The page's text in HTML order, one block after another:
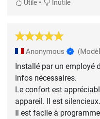
Utile • Inutile
Anonymous
Installé par un employé
infos nécessaires.
Le confort est
appareil. Il est silencieux.
Il est facile à